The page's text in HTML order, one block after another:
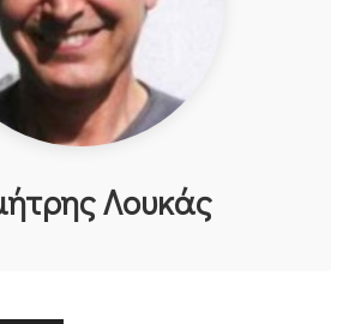
Λουκάς